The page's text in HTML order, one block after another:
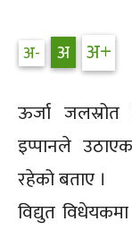
ऊर्जा
इप्पानले
रहेको बताए ।
विद्युत